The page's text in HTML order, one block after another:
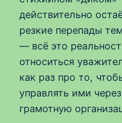
действительно
резкие перепады
— всё это
относиться
как раз про то,
управлять ими
грамотную